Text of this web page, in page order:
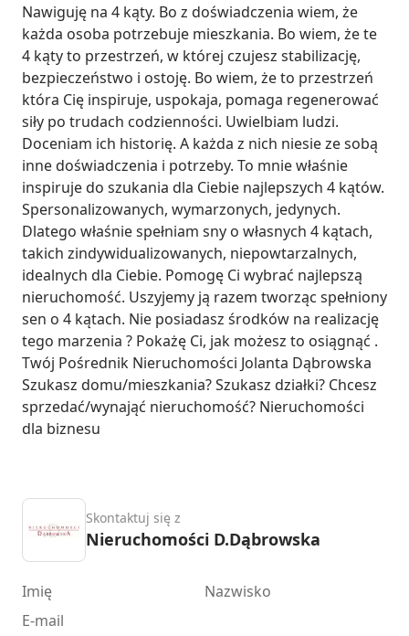
Nawiguję na 4 kąty. Bo z doświadczenia wiem, że
każda osoba potrzebuje mieszkania. Bo wiem, że te
4 kąty to przestrzeń, w której czujesz stabilizację,
bezpieczeństwo i ostoję. Bo wiem, że to przestrzeń
która Cię inspiruje, uspokaja, pomaga regenerować
siły po trudach codzienności. Uwielbiam ludzi.
Doceniam ich historię. A każda z nich niesie ze sobą
inne doświadczenia i potrzeby. To mnie właśnie
inspiruje do szukania dla Ciebie najlepszych 4 kątów.
Spersonalizowanych, wymarzonych, jedynych.
Dlatego właśnie spełniam sny o własnych 4 kątach,
takich zindywidualizowanych, niepowtarzalnych,
idealnych dla Ciebie. Pomogę Ci wybrać najlepszą
nieruchomość. Uszyjemy ją razem tworząc spełniony
sen o 4 kątach. Nie posiadasz środków na realizację
tego marzenia ? Pokażę Ci, jak możesz to osiągnąć .
Twój Pośrednik Nieruchomości Jolanta Dąbrowska
Szukasz domu/mieszkania? Szukasz działki? Chcesz
sprzedać/wynająć nieruchomość? Nieruchomości
dla biznesu
Skontaktuj się z
Nieruchomości D.Dąbrowska